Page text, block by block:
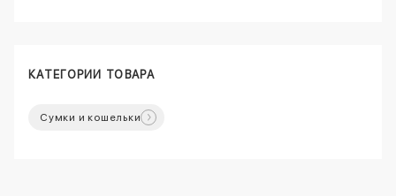
КАТЕГОРИИ ТОВАРА
Сумки и кошельки